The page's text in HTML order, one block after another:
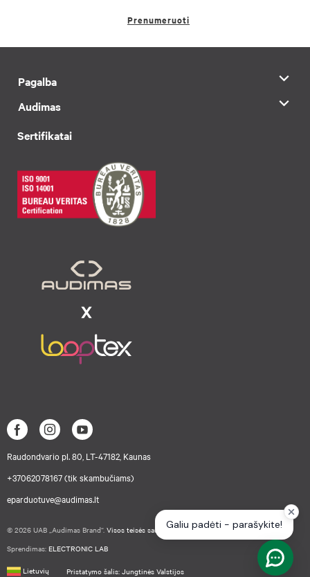
Prenumeruoti
Pagalba
Audimas
Sertifikatai
Raudondvario pl. 80, LT-47182, Kaunas
+37062078167 (tik skambučiams)
eparduotuve@audimas.lt
© 2026 UAB „Audimas Brand“. Visos teisės saugomos.
Sprendimas: ELECTRONIC LAB
Lietuvių Pristatymo šalis: Jungtinės Valstijos